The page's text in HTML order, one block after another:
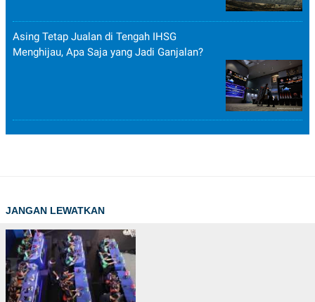
Asing Tetap Jualan di Tengah IHSG
Menghijau, Apa Saja yang Jadi Ganjalan?
JANGAN LEWATKAN